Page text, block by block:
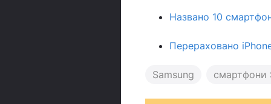
Названо 10
Перераховано
Samsung смартфони